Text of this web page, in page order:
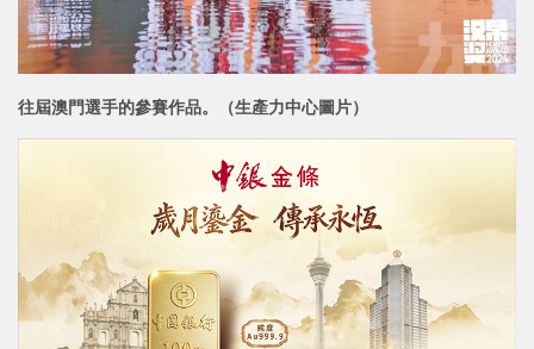
往屆澳門選手的參賽作品。（生產力中心圖片）